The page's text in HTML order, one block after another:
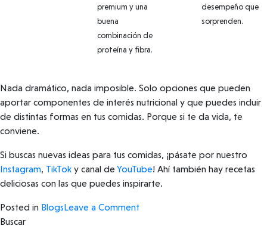
premium y una
buena
combinación de
proteína y fibra.
desempeño que
sorprenden.
Nada dramático, nada imposible. Solo opciones que pueden
aportar componentes de interés nutricional y que puedes incluir
de distintas formas en tus comidas. Porque si te da vida, te
conviene.
Si buscas nuevas ideas para tus comidas, ¡pásate por nuestro
Instagram, TikTok y canal de YouTube! Ahí también hay recetas
deliciosas con las que puedes inspirarte.
Posted in BlogsLeave a Comment
Buscar